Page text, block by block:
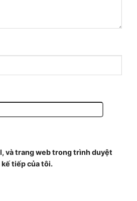
và trang web trong trình duyệt
kế tiếp của tôi.